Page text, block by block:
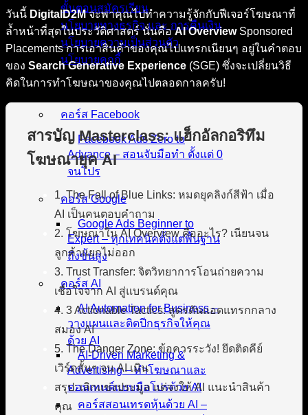
ขั้นตอนสมัครเรียน
นโยบายทางธุรกิจ และ การคืนเงิน
นโยบายความเป็นส่วนตัว
นโยบายคุกกี้
คอร์สทั้งหมด
คอร์ส Facebook
Facebook Ads Zero to
Advance – สอนจับมือทำ ตั้งแต่ 0
จนโปร
คอร์ส Google
Google Ads Beginner to
Expert – ทุกเทคนิคตั้งแต่พื้นฐาน
ถึงขั้นสูง
คอร์ส AI
AI Automation for Business –
วางแผนและติดปีกธุรกิจให้คุณ
ด้วย AI
AI-Driven Marketing &
Advertising – ทำโฆษณาและ
คอนเทนต์แบบมือโปรด้วย AI
คอร์สสอนเทรดหุ้นด้วย AI –
วันนี้ DigitalD2Mจะพาคุณไปทำความรู้จักกับฟีเจอร์โฆษณาที่
ล้ำหน้าที่สุดในประวัติศาสตร์ นั่นคือAI OverviewSponsored
Placements การเอาสินค้าของคุณไปแทรกเนียนๆ อยู่ในคำตอบ
ของ Search Generative Experience (SGE) ซึ่งจะเปลี่ยนวิธี
คิดในการทำโฆษณาของคุณไปตลอดกาลครับ!
สารบัญ Masterclass: แฮ็กอัลกอริทึม
โฆษณายุค AI
1. The Fall of Blue Links: หมดยุคลิงก์สีฟ้า เมื่อ
AI เป็นคนตอบคำถาม
2. โฆษณาใน AI Overview คืออะไร? เนียนจน
ลูกค้าแยกไม่ออก
3. Trust Transfer: จิตวิทยาการโอนถ่ายความ
เชื่อใจจาก AI สู่แบรนด์คุณ
4. 3 Actionable Tactics: สูตรดันแอดแทรกกลาง
สมอง AI
5. The Danger Zone: ข้อควรระวัง! ยึดติดคีย์
เวิร์ดสั้นๆ จน AI เมิน
สรุป: เลิกแข่งประมูล แต่จงให้ AI แนะนำสินค้า
คุณ